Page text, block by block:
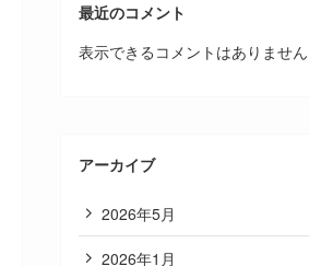
最近のコメント
表示できるコメントはありません
アーカイブ
2026年5月
2026年1月